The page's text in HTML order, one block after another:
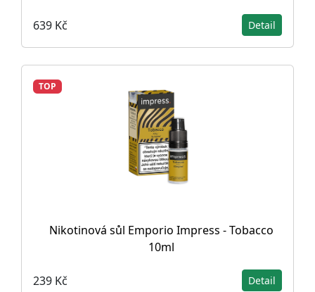
639 Kč Detail
TOP
Nikotinová sůl Emporio Impress - Tobacco
10ml
239 Kč Detail